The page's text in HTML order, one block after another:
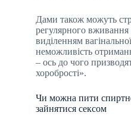
Дами також можуть
регулярного
виділенням
неможливість
– ось до чого
хоробрості».
Чи можна пити
зайнятися сексом